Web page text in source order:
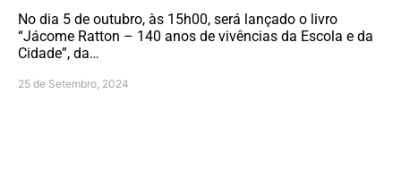
No dia 5 de outubro, às 15h00, será lançado o livro
“Jácome Ratton – 140 anos de vivências da Escola e da
Cidade”, da…
25 de Setembro, 2024